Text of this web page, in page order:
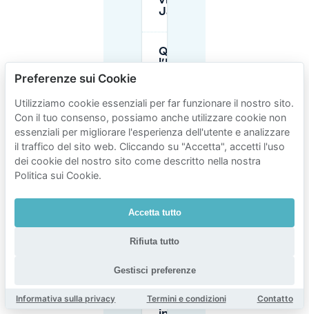
Jaurès?
Qual è
l’FPS
pago o
supero
il
tempo
di sosta
vicino a
Dovrei
parcheggio
Mobypark
parcheggio
Preferenze sui Cookie
Utilizziamo cookie essenziali per far funzionare il nostro sito.
Con il tuo consenso, possiamo anche utilizzare cookie non
essenziali per migliorare l'esperienza dell'utente e analizzare
il traffico del sito web. Cliccando su "Accetta", accetti l'uso
dei cookie del nostro sito come descritto nella nostra
Politica sui Cookie.
Accetta tutto
Rifiuta tutto
Gestisci preferenze
Informativa sulla privacy Termini e condizioni Contatto